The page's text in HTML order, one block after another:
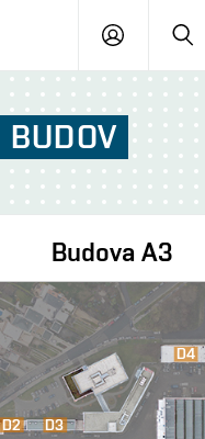
PŘIHLÁŠENÍ
BUDOV
Budova A3